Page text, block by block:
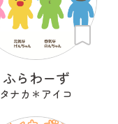
ふらわーず
タナカ＊アイコ